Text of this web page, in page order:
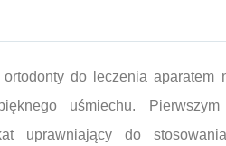
do leczenia aparatem
uśmiechu.
uprawniający do